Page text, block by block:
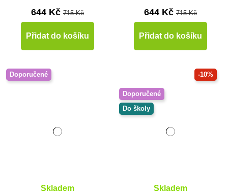
644 Kč 715 Kč
Přidat do košíku
644 Kč 715 Kč
Přidat do košíku
Doporučené
Skladem
-10%
Doporučené
Do školy
Skladem